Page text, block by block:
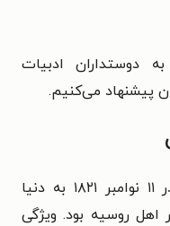
به دوستداران ادبیات
پیشنهاد می‌کنیم.
فیودور میخایلوویچ داستایوسکی در ۱۱ نوامبر ۱۸۲۱ به دنیا
اهل روسیه بود. ویژگی